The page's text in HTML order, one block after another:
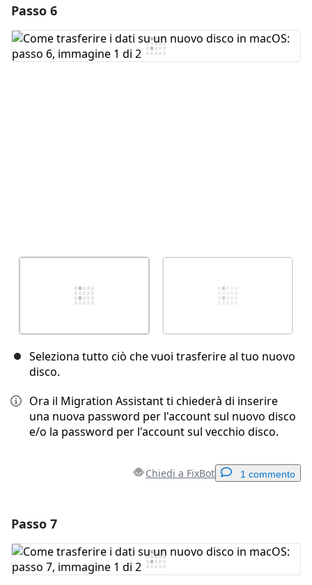
Aggiungi Commento
Passo 6
Seleziona tutto ciò che vuoi trasferire al tuo nuovo
disco.
Ora il Migration Assistant ti chiederà di inserire
una nuova password per l'account sul nuovo disco
e/o la password per l'account sul vecchio disco.
Chiedi a FixBot 1 commento
Aggiungi Commento
Passo 7